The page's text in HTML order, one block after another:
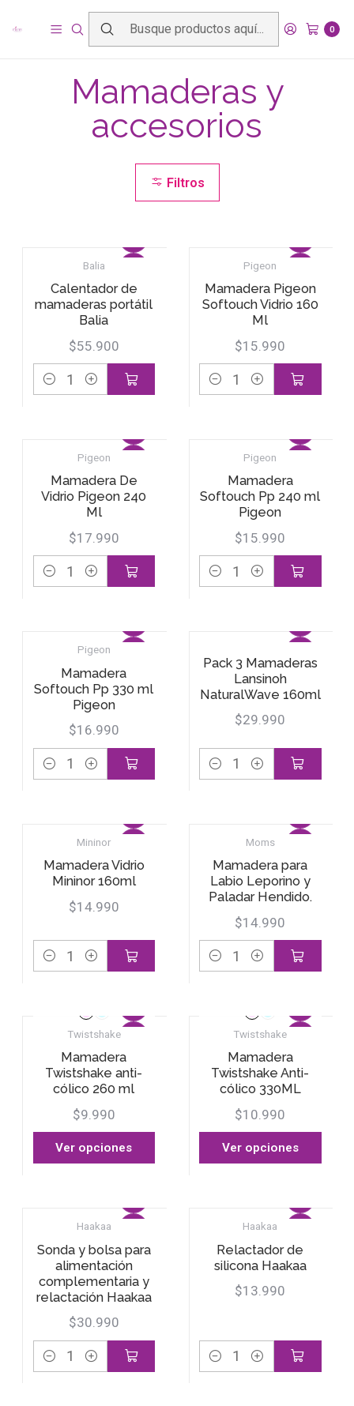
0
Mamaderas y accesorios
Mamaderas y
accesorios
Filtros
Balia
Calentador de
mamaderas portátil
Balia
$55.900
Cantidad
Pigeon
Mamadera Pigeon
Softouch Vidrio 160
Ml
$15.990
Cantidad
Pigeon
Mamadera De
Vidrio Pigeon 240
Ml
$17.990
Cantidad
Pigeon
Mamadera
Softouch Pp 240 ml
Pigeon
$15.990
Cantidad
Pigeon
Mamadera
Softouch Pp 330 ml
Pigeon
$16.990
Cantidad
Pack 3 Mamaderas
Lansinoh
NaturalWave 160ml
$29.990
Cantidad
Mininor
Mamadera Vidrio
Mininor 160ml
$14.990
Cantidad
Moms
Mamadera para
Labio Leporino y
Paladar Hendido.
$14.990
Cantidad
Twistshake
Mamadera
Twistshake anti-
cólico 260 ml
$9.990
Ver opciones
Twistshake
Mamadera
Twistshake Anti-
cólico 330ML
$10.990
Ver opciones
Haakaa
Sonda y bolsa para
alimentación
complementaria y
relactación Haakaa
$30.990
Cantidad
Haakaa
Relactador de
silicona Haakaa
$13.990
Cantidad